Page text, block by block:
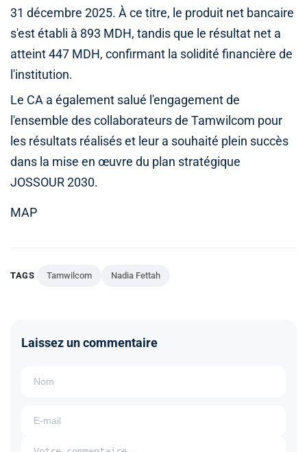
31 décembre 2025. À ce titre, le produit net bancaire
s'est établi à 893 MDH, tandis que le résultat net a
atteint 447 MDH, confirmant la solidité financière de
l'institution.
Le CA a également salué l'engagement de
l'ensemble des collaborateurs de Tamwilcom pour
les résultats réalisés et leur a souhaité plein succès
dans la mise en œuvre du plan stratégique
JOSSOUR 2030.
MAP
TAGS Tamwilcom Nadia Fettah
Laissez un commentaire